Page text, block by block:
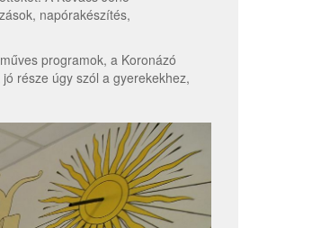
napórakészítés,
programok, a Koronázó
része úgy szól a gyerekekhez,